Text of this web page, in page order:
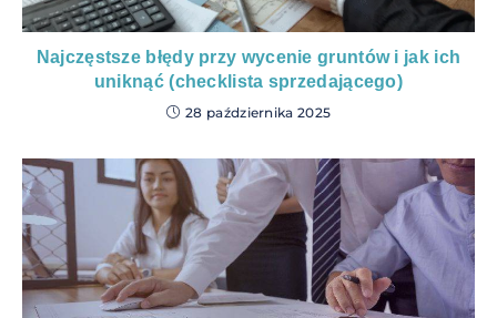
Najczęstsze błędy przy wycenie gruntów i jak ich
uniknąć (checklista sprzedającego)
28 października 2025